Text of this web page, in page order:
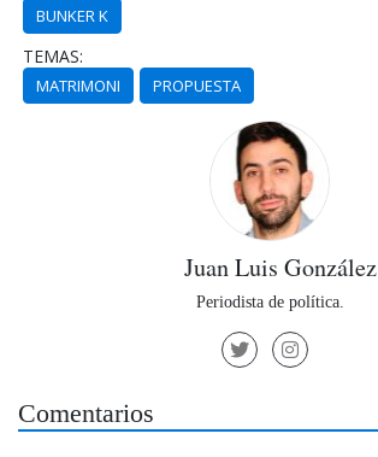
BUNKER K
TEMAS:
MATRIMONI PROPUESTA
Juan Luis González
Periodista de política.
Comentarios